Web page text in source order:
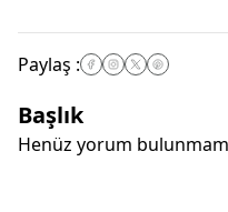
Paylaş :
Başlık
Henüz yorum